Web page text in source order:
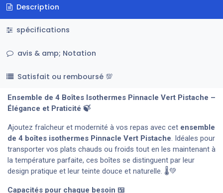
Description
spécifications
avis & amp; Notation
Satisfait ou remboursé 💯
Ensemble de 4 Boîtes Isothermes Pinnacle Vert Pistache –
Élégance et Praticité 🍃
Ajoutez fraîcheur et modernité à vos repas avec cet ensemble
de 4 boîtes isothermes Pinnacle Vert Pistache. Idéales pour
transporter vos plats chauds ou froids tout en les maintenant à
la température parfaite, ces boîtes se distinguent par leur
design pratique et leur teinte douce et naturelle. 🌡️💚
Capacités pour chaque besoin 🍱